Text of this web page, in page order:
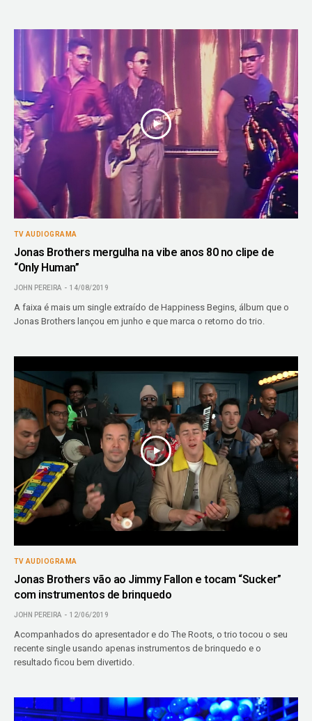
TV AUDIOGRAMA
Jonas Brothers mergulha na vibe anos 80 no clipe de
“Only Human”
JOHN PEREIRA 14/08/2019
A faixa é mais um single extraído de Happiness Begins, álbum que o
Jonas Brothers lançou em junho e que marca o retorno do trio.
TV AUDIOGRAMA
Jonas Brothers vão ao Jimmy Fallon e tocam “Sucker”
com instrumentos de brinquedo
JOHN PEREIRA 12/06/2019
Acompanhados do apresentador e do The Roots, o trio tocou o seu
recente single usando apenas instrumentos de brinquedo e o
resultado ficou bem divertido.